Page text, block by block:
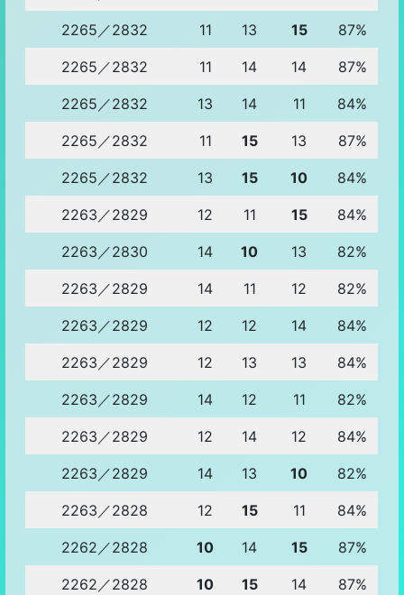
2265／2832 11 13 15 87%
2265／2832 11 14 14 87%
2265／2832 13 14 11 84%
2265／2832 11 15 13 87%
2265／2832 13 15 10 84%
2263／2829 12 11 15 84%
2263／2830 14 10 13 82%
2263／2829 14 11 12 82%
2263／2829 12 12 14 84%
2263／2829 12 13 13 84%
2263／2829 14 12 11 82%
2263／2829 12 14 12 84%
2263／2829 14 13 10 82%
2263／2828 12 15 11 84%
2262／2828 10 14 15 87%
2262／2828 10 15 14 87%